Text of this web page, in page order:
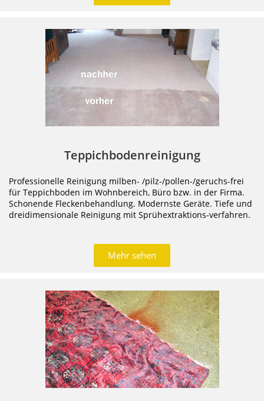
Teppichbodenreinigung
Professionelle Reinigung milben- /pilz-/pollen-/geruchs-frei
für Teppichboden im Wohnbereich, Büro bzw. in der Firma.
Schonende Fleckenbehandlung. Modernste Geräte. Tiefe und
dreidimensionale Reinigung mit Sprühextraktions-verfahren.
Mehr sehen